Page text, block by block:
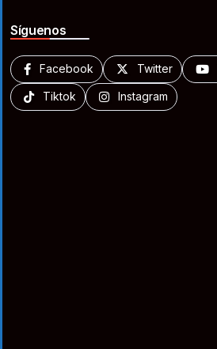
Síguenos
Facebook Twitter
Tiktok Instagram